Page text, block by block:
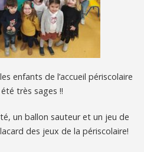
enfants de l’accueil périscolaire
très sages !!
un ballon sauteur et un jeu de
des jeux de la périscolaire!